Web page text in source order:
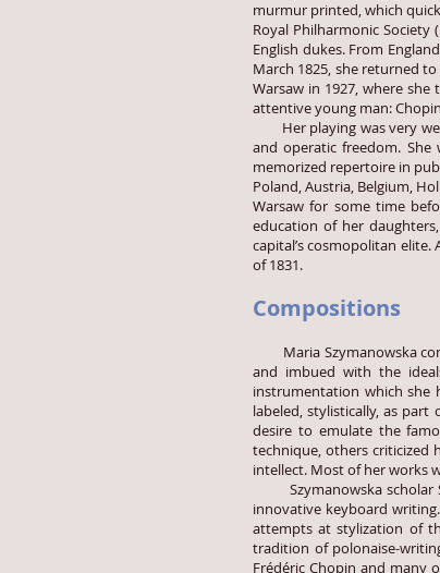
murmur printed, which
Royal Philharmonic
English dukes. From
March 1825, she returned
Warsaw in 1927, where
attentive young man:
Her playing was very well
and operatic freedom.
memorized repertoire in
Poland, Austria, Belgium,
Warsaw for some time
education of her
capital’s cosmopolitan
of 1831.
Compositions
Maria Szymanowska
and imbued with the
instrumentation which she
labeled, stylistically, as
desire to emulate the
technique, others criticized
intellect. Most of her works
Szymanowska scholar
innovative keyboard
attempts at stylization of
tradition of polonaise-
Frédéric Chopin and many